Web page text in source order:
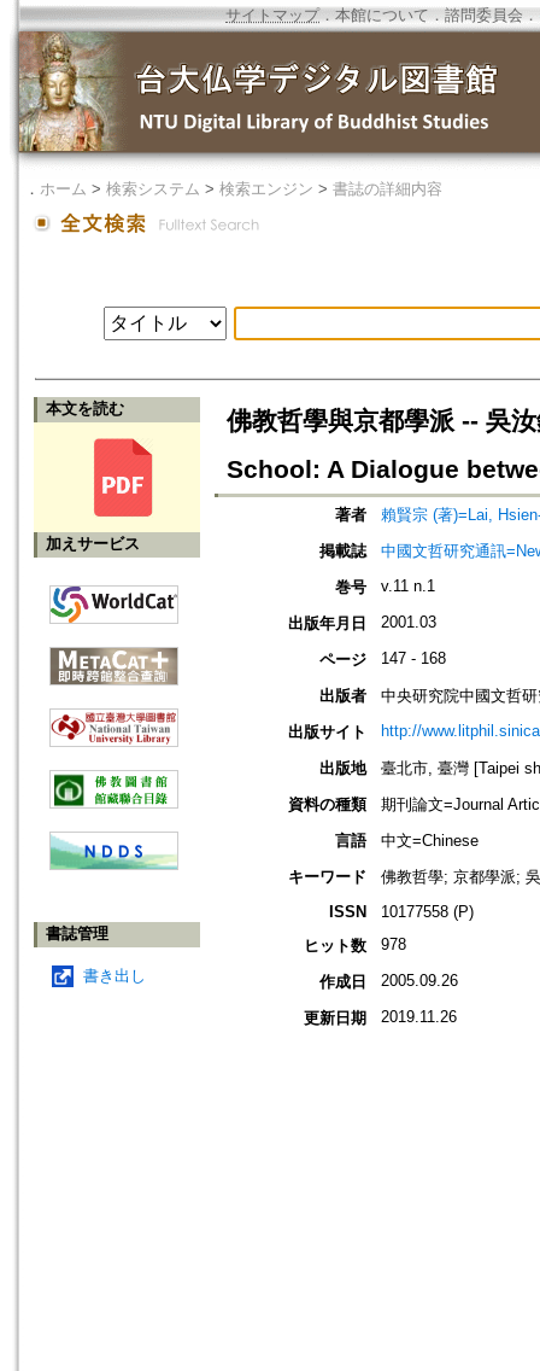
サイトマップ．本館について ． 諮問委員会 ．
． ホーム > 検索システム > 検索エンジン > 書誌の詳細内容
本文を読む
加えサービス
書誌管理
書き出し
佛教哲學與京都學派 -- 吳
School: A Dialogue
著者
賴賢宗 (著)=Lai,
掲載誌
中國文哲研究通訊
巻号
v.11 n.1
出版年月日 2001.03
ページ 147 - 168
出版者
中央研究院中國文哲
出版サイト
http://
出版地
臺北市, 臺灣 [Taipei
資料の種類
期刊論文=Journal
言語
中文=Chinese
キーワード
佛教哲學; 京都學派;
ISSN
10177558 (P)
ヒット数
978
作成日 2005.09.26
更新日期 2019.11.26